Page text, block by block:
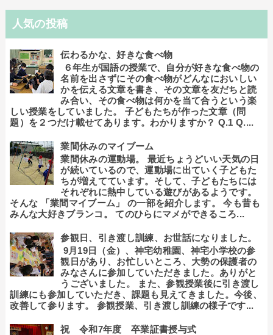
人気の投稿
伝わるかな、好きな食べ物
６年生が国語の授業で、自分が好きな食べ物の
名前を出さずにその食べ物がどんなにおいしい
かを伝える文章を書き、その文章を友だちと読
み合い、その食べ物は何かを当て合うという楽
しい授業をしていました。 子どもたちが作った文章（問
題）を２つだけ載せてあります。わかりますか？ Q.1 Q....
業間休みのマイブーム
業間休みの運動場。 最近ちょうどいい天気の日
が続いているので、運動場に出ていく子どもた
ちが増えてています。そして、子どもたちには
それぞれに熱中している遊びがあるようです。
そんな 「業間マイブーム」 の一部を紹介します。 今も昔も
みんな大好きブランコ。 てのひらにマメができるころ...
参観日、引き渡し訓練、お世話になりました。
9月19日（金）、神宅幼稚園、神宅小学校の参
観日があり、お忙しいところ、大勢の保護者の
みなさんに参加していただきました。ありがと
うございました。 また、参観授業後に引き渡し
訓練にも参加していただき、課題も見えてきました。今後、
改善して参ります。 参観授業、引き渡し訓練の様子です...
祝 令和7年度 卒業証書授与式